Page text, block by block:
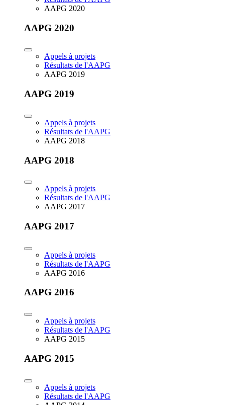
AAPG 2020
AAPG 2020
Appels à projets
Résultats de l'AAPG
AAPG 2019
AAPG 2019
Appels à projets
Résultats de l'AAPG
AAPG 2018
AAPG 2018
Appels à projets
Résultats de l'AAPG
AAPG 2017
AAPG 2017
Appels à projets
Résultats de l'AAPG
AAPG 2016
AAPG 2016
Appels à projets
Résultats de l'AAPG
AAPG 2015
AAPG 2015
Appels à projets
Résultats de l'AAPG